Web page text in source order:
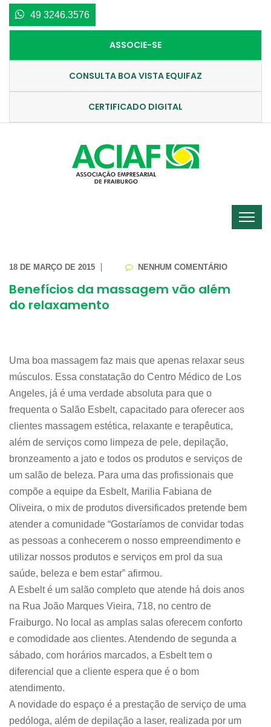
49 3246.3576
ASSOCIE-SE
CONSULTA BOA VISTA EQUIFAZ
CERTIFICADO DIGITAL
18 DE MARÇO DE 2015 NENHUM COMENTÁRIO
Benefícios da massagem vão além
do relaxamento
Uma boa massagem faz mais que apenas relaxar seus
músculos. Essa constatação do Centro Médico de Los
Angeles, já é uma verdade absoluta para que o
frequenta o Salão Esbelt, capacitado para oferecer aos
clientes massagem estética, relaxante e terapêutica,
além de serviços como limpeza de pele, depilação,
bronzeamento a jato e todos os produtos e serviços de
um salão de beleza. Para uma das profissionais que
compõe a equipe da Esbelt, Marilia Fabiana de
Oliveira, o mix de produtos diversificados pretende bem
atender a comunidade “Gostaríamos de convidar todas
as pessoas a conhecerem o nosso empreendimento e
utilizar nossos produtos e serviços em prol da sua
saúde, beleza e bem estar” afirmou.
A Esbelt é um salão completo que atende há dois anos
na Rua João Marques Vieira, 718, no centro de
Fraiburgo. No local as amplas salas oferecem conforto
e comodidade aos clientes. Atendendo de segunda a
sábado, com horários marcados, a Esbelt tem o
diferencial que a cliente espera que é o bom
atendimento.
A novidade do espaço é a prestação de serviço de uma
pedóloga, além de depilação a laser, realizada por um